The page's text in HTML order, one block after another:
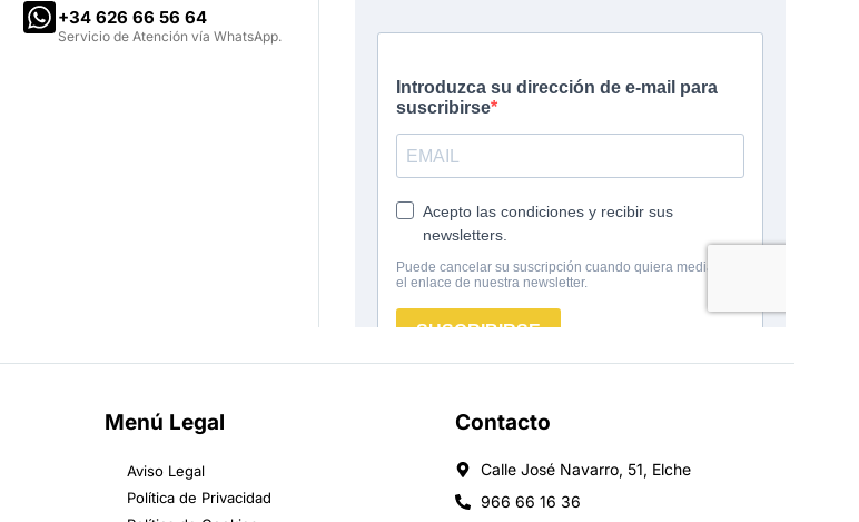
‪+34 626 66 56 64‬
Servicio de Atención vía WhatsApp.
Menú Legal
Aviso Legal
Política de Privacidad
Contacto
Calle José Navarro, 51, Elche
966 66 16 36